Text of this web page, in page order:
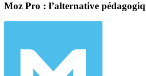
Moz Pro : l’alternative